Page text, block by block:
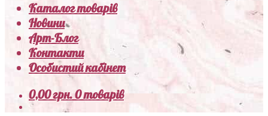
Каталог товарів
Новини
Арт-Блог
Контакти
Особистий кабінет
0,00грн.0 товарів